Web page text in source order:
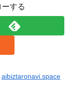
する
aibiztaronavi.space